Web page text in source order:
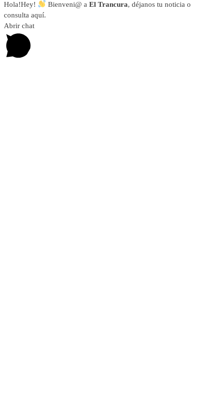
Hola!Hey! Bienveni@ aEl Trancura, déjanos tu noticia o
consulta aquí.
Abrir chat